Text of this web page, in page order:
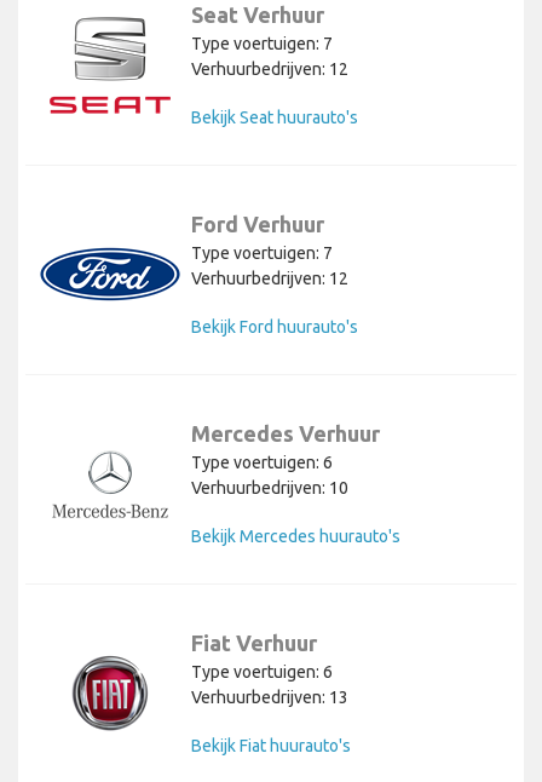
Seat Verhuur
Type voertuigen: 7
Verhuurbedrijven: 12
Bekijk Seat huurauto's
Ford Verhuur
Type voertuigen: 7
Verhuurbedrijven: 12
Bekijk Ford huurauto's
Mercedes Verhuur
Type voertuigen: 6
Verhuurbedrijven: 10
Bekijk Mercedes huurauto's
Fiat Verhuur
Type voertuigen: 6
Verhuurbedrijven: 13
Bekijk Fiat huurauto's